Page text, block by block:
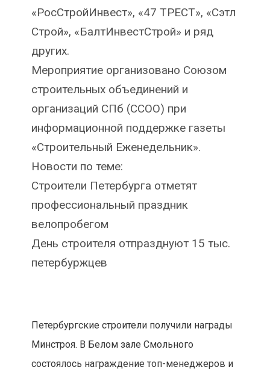
«РосСтройИнвест», «47 ТРЕСТ», «Сэтл
Строй», «БалтИнвестСтрой» и ряд
других.
Мероприятие организовано Союзом
строительных объединений и
организаций СПб (ССОО) при
информационной поддержке газеты
«Строительный Еженедельник».
Новости по теме:
Строители Петербурга отметят
профессиональный праздник
велопробегом
День строителя отпразднуют 15 тыс.
петербуржцев
Петербургские строители получили награды
Минстроя. В Белом зале Смольного
состоялось награждение топ-менеджеров и